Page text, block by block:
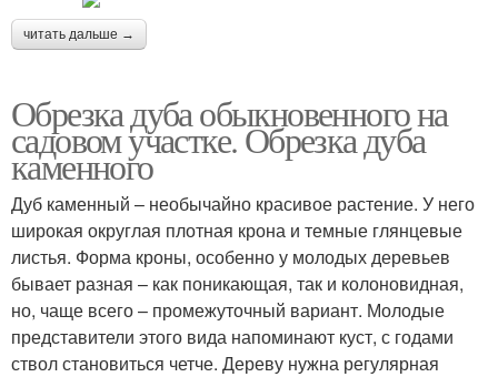
читать дальше →
Обрезка дуба обыкновенного на
садовом участке. Обрезка дуба
каменного
Дуб каменный – необычайно красивое растение. У него
широкая округлая плотная крона и темные глянцевые
листья. Форма кроны, особенно у молодых деревьев
бывает разная – как поникающая, так и колоновидная,
но, чаще всего – промежуточный вариант. Молодые
представители этого вида напоминают куст, с годами
ствол становиться четче. Дереву нужна регулярная